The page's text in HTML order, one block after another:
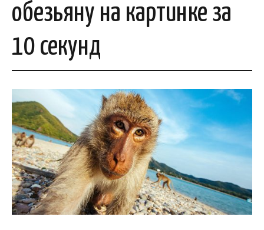
обезьяну на картинке за
10 секунд